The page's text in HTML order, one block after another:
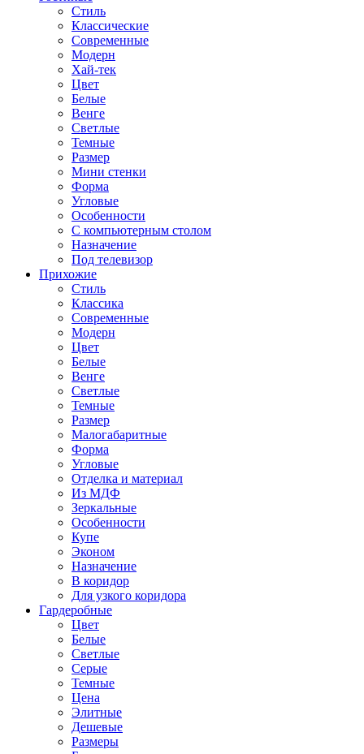
Стиль
Классические
Современные
Модерн
Хай-тек
Цвет
Белые
Венге
Светлые
Темные
Размер
Мини стенки
Форма
Угловые
Особенности
С компьютерным столом
Назначение
Под телевизор
Прихожие
Стиль
Классика
Современные
Модерн
Цвет
Белые
Венге
Светлые
Темные
Размер
Малогабаритные
Форма
Угловые
Отделка и материал
Из МДФ
Зеркальные
Особенности
Купе
Эконом
Назначение
В коридор
Для узкого коридора
Гардеробные
Цвет
Белые
Светлые
Серые
Темные
Цена
Элитные
Дешевые
Размеры